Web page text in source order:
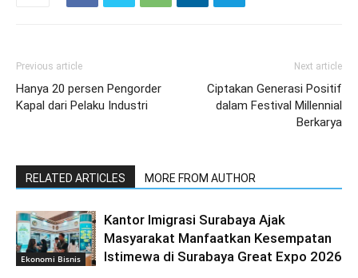
Previous article
Hanya 20 persen Pengorder
Kapal dari Pelaku Industri
Next article
Ciptakan Generasi Positif
dalam Festival Millennial
Berkarya
RELATED ARTICLES MORE FROM AUTHOR
Ekonomi Bisnis
Kantor Imigrasi Surabaya Ajak
Masyarakat Manfaatkan Kesempatan
Istimewa di Surabaya Great Expo 2026